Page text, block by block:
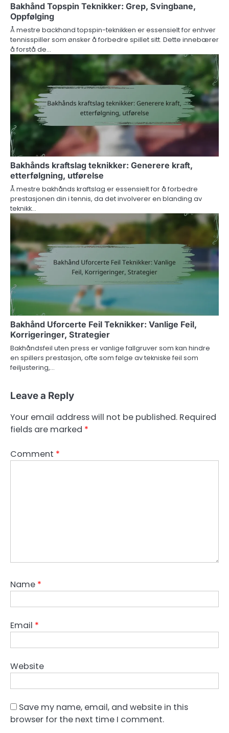
Bakhånd Topspin Teknikker: Grep, Svingbane,
Oppfølging
Å mestre backhand topspin-teknikken er essensielt for enhver
tennisspiller som ønsker å forbedre spillet sitt. Dette innebærer
å forstå de…
Bakhånds kraftslag teknikker: Generere kraft,
etterfølgning, utførelse
Å mestre bakhånds kraftslag er essensielt for å forbedre
prestasjonen din i tennis, da det involverer en blanding av
teknikk…
Bakhånd Uforcerte Feil Teknikker: Vanlige Feil,
Korrigeringer, Strategier
Bakhåndsfeil uten press er vanlige fallgruver som kan hindre
en spillers prestasjon, ofte som følge av tekniske feil som
feiljustering,…
Leave a Reply
Your email address will not be published. Required
fields are marked *
Comment *
Name *
Email *
Website
Save my name, email, and website in this
browser for the next time I comment.